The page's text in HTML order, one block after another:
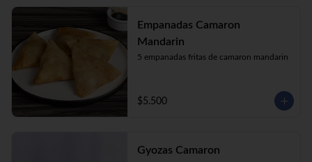
Empanadas Camaron
Mandarin
5 empanadas fritas de camaron mandarin
$5.500
Gyozas Camaron